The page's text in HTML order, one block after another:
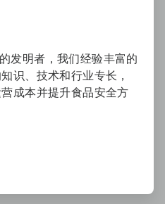
发明者，我们经验丰富的
识、技术和行业专长，
成本并提升食品安全方